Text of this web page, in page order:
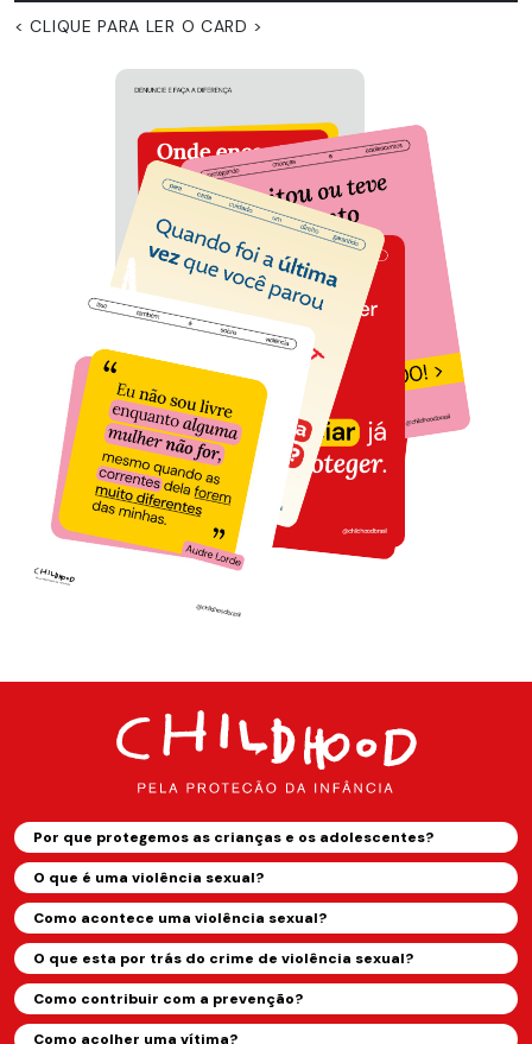
< CLIQUE PARA LER O CARD >
Por que protegemos as crianças e os adolescentes?
O que é uma violência sexual?
Como acontece uma violência sexual?
O que esta por trás do crime de violência sexual?
Como contribuir com a prevenção?
Como acolher uma vítima?